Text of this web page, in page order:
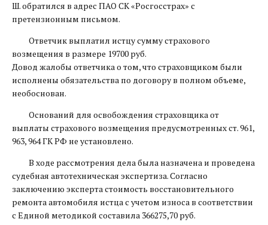
Ш. обратился в адрес ПАО СК «Росгосстрах» с
претензионным письмом.
Ответчик выплатил истцу сумму страхового
возмещения в размере 19700 руб.
Довод жалобы ответчика о том, что страховщиком были
исполнены обязательства по договору в полном объеме,
необоснован.
Оснований для освобождения страховщика от
выплаты страхового возмещения предусмотренных ст. 961,
963, 964 ГК РФ не установлено.
В ходе рассмотрения дела была назначена и проведена
судебная автотехническая экспертиза. Согласно
заключению эксперта стоимость восстановительного
ремонта автомобиля истца с учетом износа в соответствии
с Единой методикой составила 366275,70 руб.